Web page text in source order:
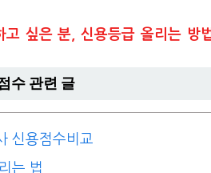
고 싶은 분, 신용등급 올리는 방
수 관련 글
신용점수비교
는 법